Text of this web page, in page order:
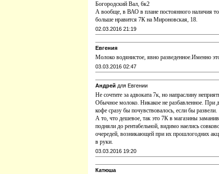
Богородский Вал, 6к2
А вообще, в ВАО в плане постоянного наличия
больше нравится 7К на Mироновская, 18.
02.03.2016 21:19
Евгения
Молоко водянистое, явно разведенное.Именно
03.03.2016 02:47
Андрей для Евгении
Не сочтите за адвоката 7к, но напраслину
Обычное молоко. Никакое не разбавленное. При
кофе сразу бы почувствовалось, если бы развели.
А то, что дешевое, так это 7К в магазины
подняли до рентабельной, видимо наелись
очередей, возникающей при их прошлогодних
в руки.
03.03.2016 19:20
Катюша